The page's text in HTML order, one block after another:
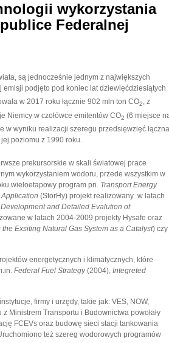
wykorzystania
Federalnej
są jednocześnie jednym z największych
emisji podjęto pod koniec lat dziewięćdziesiątych
w 2017 roku łącznie 902 mln ton CO2, z
Niemcy w czołówce emitentów CO2 (6 miejsce
w wyniku realizacji szeregu przedsięwzięć łączna
poziomu z 1990 roku.
prekursorskie w skali światowej prace
wykorzystaniem wodoru, przede wszystkim w
wieloetapowy program pn. Transport Energy
(StorHy) projekt realizowany w latach
Development and Detailed Evalution of
w latach 2004-2009 projekty Hysafe oraz
Exsiting Natural Gas System as a Catalyst) czy
energetycznych i klimatycznych, które
Federal Fuel Strategy(2004), Integreted
firmy i urzędy, takie jak: VES, NOW,
Ministrem Transportu i Budownictwa powołały
FCEVs oraz budowę sieci stacji tankowania
też szereg wodorowych programów